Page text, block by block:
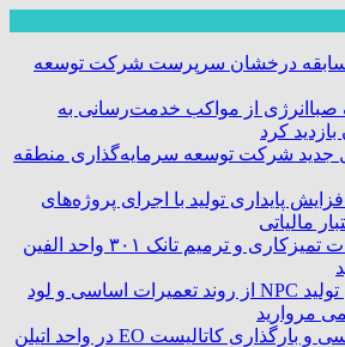
سابقه درخشان سرپرست شرکت توسعه
صباانرژی از مواکب خدمت‌رسانی به
کرد
جدید شرکت توسعه سرمایه‌گذاری منطقه
پایداری تولید با اجرای پروژه‌های
انجام موفق عملیات تمیزکاری و ترمیم تانک ۳۰۱ واحد الفین
بازدید مدیر کنترل تولید NPC از روند تعمیرات اساسی و لود
مروارید
آغاز تعمیرات اساسی و بارگذاری کاتالیست EO در واحد اتیلن